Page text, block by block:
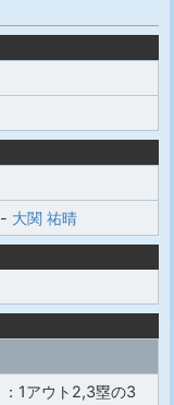
- 大関 祐晴
：1アウト2,3塁の3